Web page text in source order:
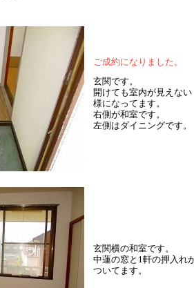
ご成約になりました。
玄関です。
開けても室内が見えない
様になってます。
右側が和室です。
左側はダイニングです。
玄関横の和室です。
中蓮の窓と1軒の押入れ
ついてます。